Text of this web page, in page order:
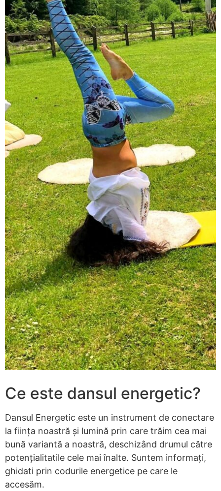
Ce este dansul energetic?
Dansul Energetic este un instrument de conectare
la ființa noastră și lumină prin care trăim cea mai
bună variantă a noastră, deschizând drumul către
potențialitatile cele mai înalte. Suntem informați,
ghidati prin codurile energetice pe care le
accesăm.